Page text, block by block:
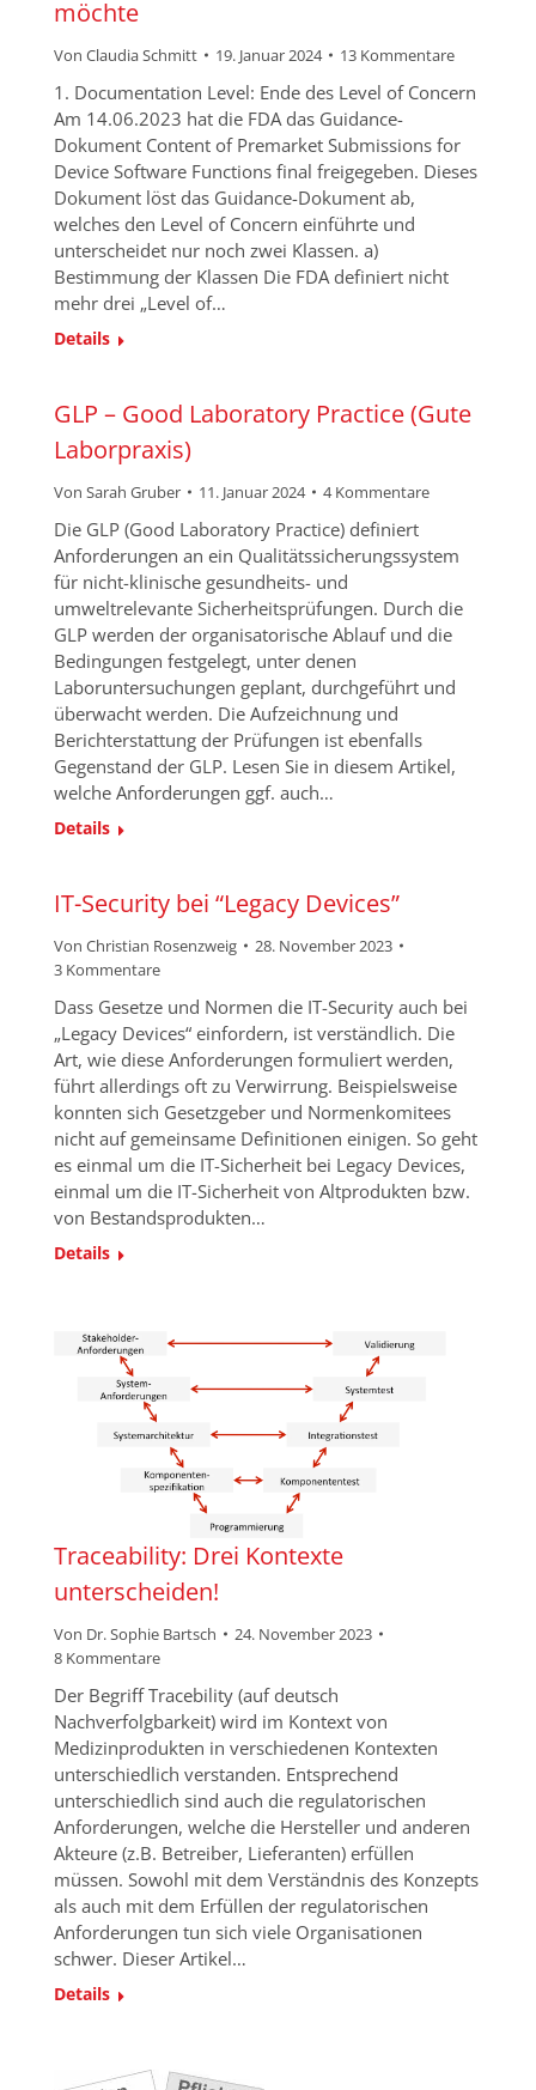
möchte
Von Claudia Schmitt 19. Januar 2024 13 Kommentare
1. Documentation Level: Ende des Level of Concern
Am 14.06.2023 hat die FDA das Guidance-
Dokument Content of Premarket Submissions for
Device Software Functions final freigegeben. Dieses
Dokument löst das Guidance-Dokument ab,
welches den Level of Concern einführte und
unterscheidet nur noch zwei Klassen. a)
Bestimmung der Klassen Die FDA definiert nicht
mehr drei „Level of…
Details
GLP – Good Laboratory Practice (Gute
Laborpraxis)
Von Sarah Gruber 11. Januar 2024 4 Kommentare
Die GLP (Good Laboratory Practice) definiert
Anforderungen an ein Qualitätssicherungssystem
für nicht-klinische gesundheits- und
umweltrelevante Sicherheitsprüfungen. Durch die
GLP werden der organisatorische Ablauf und die
Bedingungen festgelegt, unter denen
Laboruntersuchungen geplant, durchgeführt und
überwacht werden. Die Aufzeichnung und
Berichterstattung der Prüfungen ist ebenfalls
Gegenstand der GLP. Lesen Sie in diesem Artikel,
welche Anforderungen ggf. auch…
Details
IT-Security bei “Legacy Devices”
Von Christian Rosenzweig
28. November 2023
3 Kommentare
Dass Gesetze und Normen die IT-Security auch bei
„Legacy Devices“ einfordern, ist verständlich. Die
Art, wie diese Anforderungen formuliert werden,
führt allerdings oft zu Verwirrung. Beispielsweise
konnten sich Gesetzgeber und Normenkomitees
nicht auf gemeinsame Definitionen einigen. So geht
es einmal um die IT-Sicherheit bei Legacy Devices,
einmal um die IT-Sicherheit von Altprodukten bzw.
von Bestandsprodukten…
Details
Traceability: Drei Kontexte
unterscheiden!
Von Dr. Sophie Bartsch
24. November 2023
8 Kommentare
Der Begriff Tracebility (auf deutsch
Nachverfolgbarkeit) wird im Kontext von
Medizinprodukten in verschiedenen Kontexten
unterschiedlich verstanden. Entsprechend
unterschiedlich sind auch die regulatorischen
Anforderungen, welche die Hersteller und anderen
Akteure (z.B. Betreiber, Lieferanten) erfüllen
müssen. Sowohl mit dem Verständnis des Konzepts
als auch mit dem Erfüllen der regulatorischen
Anforderungen tun sich viele Organisationen
schwer. Dieser Artikel…
Details